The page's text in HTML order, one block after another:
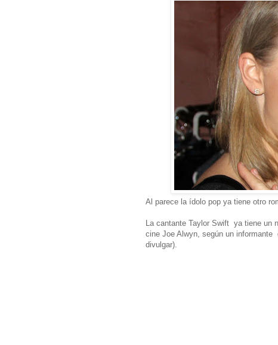
Al parece la ídolo pop ya tiene otro
La cantante Taylor Swift ya tiene un
cine Joe Alwyn, según un
divulgar).